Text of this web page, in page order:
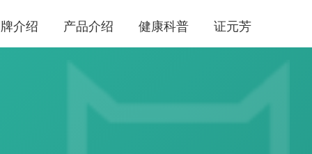
介绍 产品介绍 健康科普 证元芳